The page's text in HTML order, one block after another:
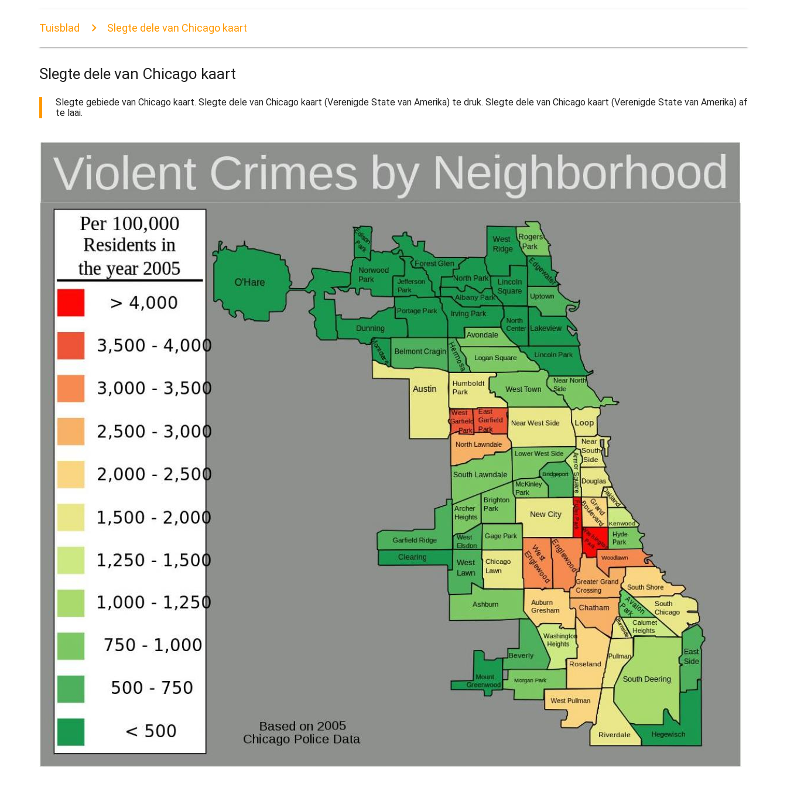
Tuisblad Slegte dele van Chicago kaart
Slegte dele van Chicago kaart
Slegte gebiede van Chicago kaart. Slegte dele van Chicago kaart (Verenigde State van Amerika) te druk. Slegte dele van Chicago kaart (Verenigde State van Amerika) af
te laai.